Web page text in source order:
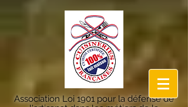
Association Loi 1901 pour la défense de